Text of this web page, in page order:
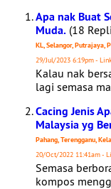
Apa nak Buat
Muda. (18
KL, Selangor, Putrajaya,
29/Jul/2023 6:19pm -
Kalau nak
lagi semasa
Cacing Jenis
Malaysia yg
Pahang, Terengganu,
20/Oct/2022 11:41am -
Semasa
kompos